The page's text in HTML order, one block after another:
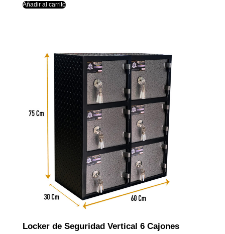
Añadir al carrito
Locker de Seguridad Vertical 6 Cajones